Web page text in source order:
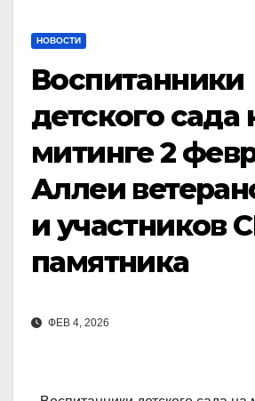
НОВОСТИ
Воспитанники
детского сада
митинге 2
Аллеи
и участников
памятника
ФЕВ 4, 2026